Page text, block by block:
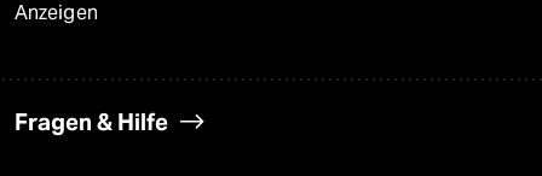
Anzeigen
Fragen & Hilfe